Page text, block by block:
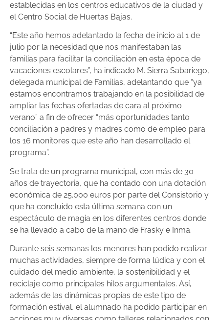
establecidas en los centros educativos de la ciudad y
el Centro Social de Huertas Bajas.
“Este año hemos adelantado la fecha de inicio al 1 de
julio por la necesidad que nos manifestaban las
familias para facilitar la conciliación en esta época de
vacaciones escolares”, ha indicado M. Sierra Sabariego,
delegada municipal de Familias, adelantando que “ya
estamos encontramos trabajando en la posibilidad de
ampliar las fechas ofertadas de cara al próximo
verano” a fin de ofrecer “más oportunidades tanto
conciliación a padres y madres como de empleo para
los 16 monitores que este año han desarrollado el
programa”.
Se trata de un programa municipal, con más de 30
años de trayectoria, que ha contado con una dotación
económica de 25.000 euros por parte del Consistorio y
que ha concluido esta última semana con un
espectáculo de magia en los diferentes centros donde
se ha llevado a cabo de la mano de Frasky e Inma.
Durante seis semanas los menores han podido realizar
muchas actividades, siempre de forma lúdica y con el
cuidado del medio ambiente, la sostenibilidad y el
reciclaje como principales hilos argumentales. Así,
además de las dinámicas propias de este tipo de
formación estival, el alumnado ha podido participar en